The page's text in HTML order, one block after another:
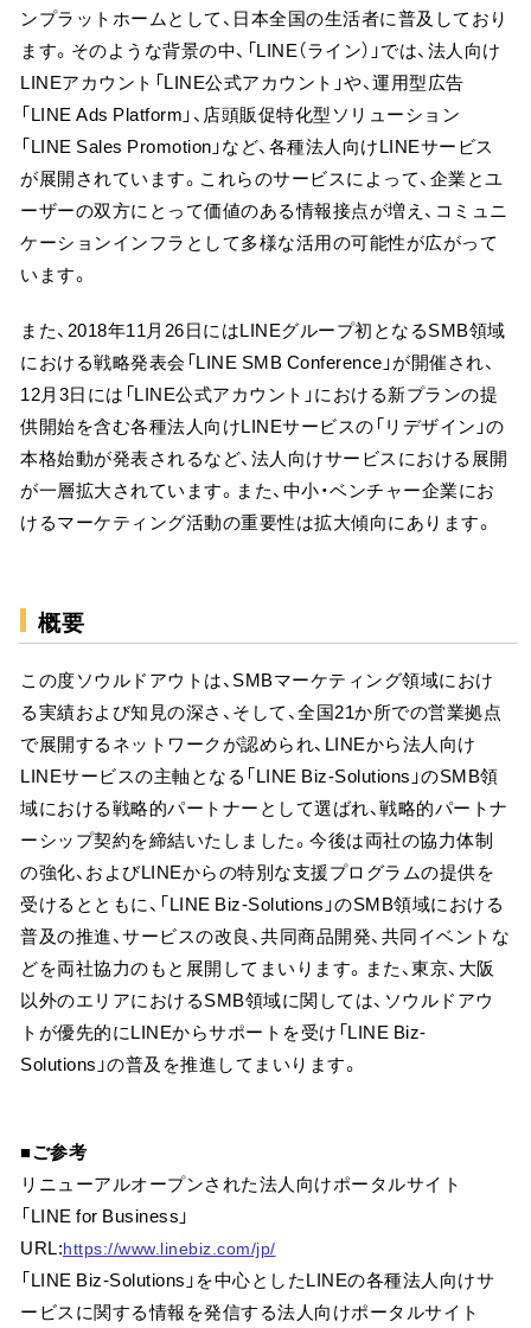
ンプラットホームとして、日本全国の生活者に普及しており
ます。そのような背景の中、「LINE（ライン）」では、法人向け
LINEアカウント「LINE公式アカウント」や、運用型広告
「LINE Ads Platform」、店頭販促特化型ソリューション
「LINE Sales Promotion」など、各種法人向けLINEサービス
が展開されています。これらのサービスによって、企業とユ
ーザーの双方にとって価値のある情報接点が増え、コミュニ
ケーションインフラとして多様な活用の可能性が広がって
います。
また、2018年11月26日にはLINEグループ初となるSMB領域
における戦略発表会「LINE SMB Conference」が開催され、
12月3日には「LINE公式アカウント」における新プランの提
供開始を含む各種法人向けLINEサービスの「リデザイン」の
本格始動が発表されるなど、法人向けサービスにおける展開
が一層拡大されています。また、中小・ベンチャー企業にお
けるマーケティング活動の重要性は拡大傾向にあります。
概要
この度ソウルドアウトは、SMBマーケティング領域におけ
る実績および知見の深さ、そして、全国21か所での営業拠点
で展開するネットワークが認められ、LINEから法人向け
LINEサービスの主軸となる「LINE Biz-Solutions」のSMB領
域における戦略的パートナーとして選ばれ、戦略的パートナ
ーシップ契約を締結いたしました。今後は両社の協力体制
の強化、およびLINEからの特別な支援プログラムの提供を
受けるとともに、「LINE Biz-Solutions」のSMB領域における
普及の推進、サービスの改良、共同商品開発、共同イベントな
どを両社協力のもと展開してまいります。また、東京、大阪
以外のエリアにおけるSMB領域に関しては、ソウルドアウ
トが優先的にLINEからサポートを受け「LINE Biz-
Solutions」の普及を推進してまいります。
■ご参考
リニューアルオープンされた法人向けポータルサイト
「LINE for Business」
URL:https://www.linebiz.com/jp/
「LINE Biz-Solutions」を中心としたLINEの各種法人向けサ
ービスに関する情報を発信する法人向けポータルサイト